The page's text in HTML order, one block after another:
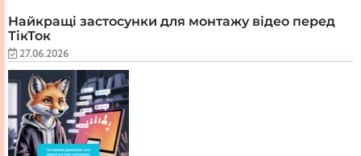
Найкращі застосунки для монтажу відео перед
ТікТок
27.06.2026